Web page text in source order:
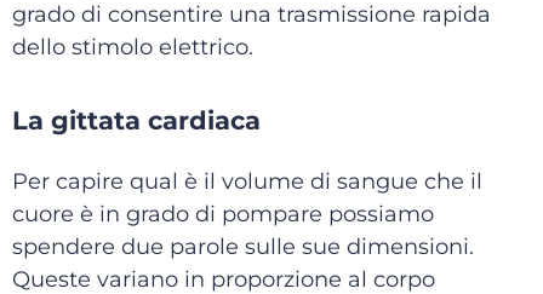
grado di consentire una trasmissione rapida
dello stimolo elettrico.
La gittata cardiaca
Per capire qual è il volume di sangue che il
cuore è in grado di pompare possiamo
spendere due parole sulle sue dimensioni.
Queste variano in proporzione al corpo